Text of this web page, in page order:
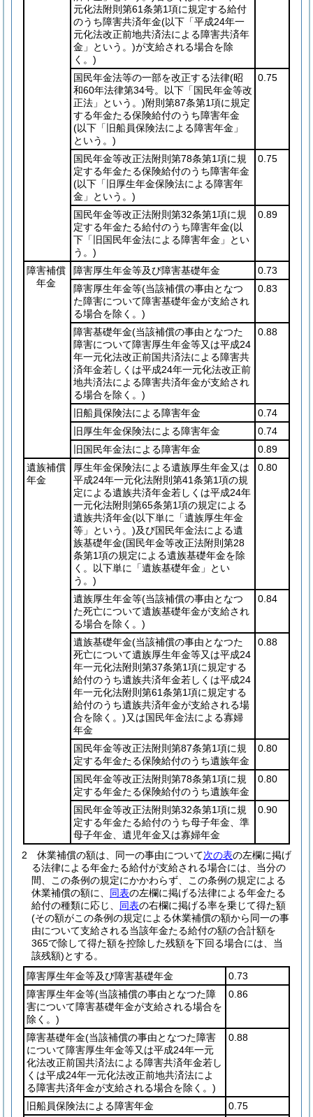
元化法附則第61条第1項に規定する給付
のうち障害共済年金(以下「平成24年一
元化法改正前地共済法による障害共済年
金」という。)が支給される場合を除
く。)
国民年金法等の一部を改正する法律(昭
和60年法律第34号。以下「国民年金等改
正法」という。)附則第87条第1項に規定
する年金たる保険給付のうち障害年金
(以下「旧船員保険法による障害年金」
という。)
0.75
国民年金等改正法附則第78条第1項に規
定する年金たる保険給付のうち障害年金
(以下「旧厚生年金保険法による障害年
金」という。)
0.75
国民年金等改正法附則第32条第1項に規
定する年金たる給付のうち障害年金(以
下「旧国民年金法による障害年金」とい
う。)
0.89
障害補償
年金
障害厚生年金等及び障害基礎年金
0.73
障害厚生年金等(当該補償の事由となつ
た障害について障害基礎年金が支給され
る場合を除く。)
0.83
障害基礎年金(当該補償の事由となつた
障害について障害厚生年金等又は平成24
年一元化法改正前国共済法による障害共
済年金若しくは平成24年一元化法改正前
地共済法による障害共済年金が支給され
る場合を除く。)
0.88
旧船員保険法による障害年金
0.74
旧厚生年金保険法による障害年金
0.74
旧国民年金法による障害年金
0.89
遺族補償
年金
厚生年金保険法による遺族厚生年金又は
平成24年一元化法附則第41条第1項の規
定による遺族共済年金若しくは平成24年
一元化法附則第65条第1項の規定による
遺族共済年金(以下単に「遺族厚生年金
等」という。)及び国民年金法による遺
族基礎年金(国民年金等改正法附則第28
条第1項の規定による遺族基礎年金を除
く。以下単に「遺族基礎年金」とい
う。)
0.80
遺族厚生年金等(当該補償の事由となつ
た死亡について遺族基礎年金が支給され
る場合を除く。)
0.84
遺族基礎年金(当該補償の事由となつた
死亡について遺族厚生年金等又は平成24
年一元化法附則第37条第1項に規定する
給付のうち遺族共済年金若しくは平成24
年一元化法附則第61条第1項に規定する
給付のうち遺族共済年金が支給される場
合を除く。)又は国民年金法による寡婦
年金
0.88
国民年金等改正法附則第87条第1項に規
定する年金たる保険給付のうち遺族年金
0.80
国民年金等改正法附則第78条第1項に規
定する年金たる保険給付のうち遺族年金
0.80
国民年金等改正法附則第32条第1項に規
定する年金たる給付のうち母子年金、準
母子年金、遺児年金又は寡婦年金
0.90
2 休業補償の額は、同一の事由について次の表の左欄に掲げ
る法律による年金たる給付が支給される場合には、当分の
間、この条例の規定にかかわらず、この条例の規定による
休業補償の額に、 同表の左欄に掲げる法律による年金たる
給付の種類に応じ、 同表の右欄に掲げる率を乗じて得た額
(その額がこの条例の規定による休業補償の額から同一の事
由について支給される当該年金たる給付の額の合計額を
365で除して得た額を控除した残額を下回る場合には、当
該残額)とする。
障害厚生年金等及び障害基礎年金
0.73
障害厚生年金等(当該補償の事由となつた障
害について障害基礎年金が支給される場合を
除く。)
0.86
障害基礎年金(当該補償の事由となつた障害
について障害厚生年金等又は平成24年一元
化法改正前国共済法による障害共済年金若し
くは平成24年一元化法改正前地共済法によ
る障害共済年金が支給される場合を除く。)
0.88
旧船員保険法による障害年金
0.75